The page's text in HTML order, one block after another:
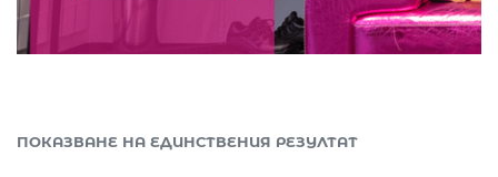
ПОКАЗВАНЕ НА ЕДИНСТВЕНИЯ РЕЗУЛТАТ